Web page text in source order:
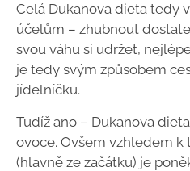
Celá Dukanova dieta tedy
účelům – zhubnout
svou váhu si udržet,
je tedy svým způsobem
jídelníčku.
Tudíž ano – Dukanova
ovoce. Ovšem vzhledem
(hlavně ze začátku) je